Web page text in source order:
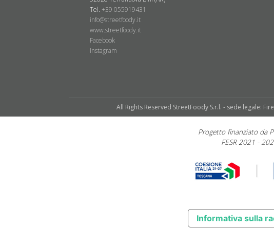
Tel. +39 055919431
info@streetfoody.it
www.streetfoody.it
Facebook
​Instagram
All Rights Reserved StreetFoody S.r.l. - sede legale:
Progetto finanziato da
FESR 2021 -
Informativa sulla